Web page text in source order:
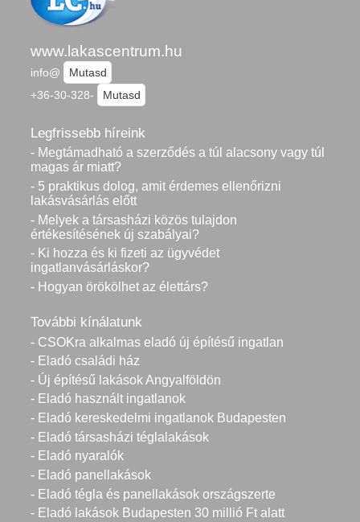
www.lakascentrum.hu
info@
Mutasd
+36-30-328-
Mutasd
Legfrissebb híreink
- Megtámadható a szerződés a túl alacsony vagy túl
magas ár miatt?
- 5 praktikus dolog, amit érdemes ellenőrizni
lakásvásárlás előtt
- Melyek a társasházi közös tulajdon
értékesítésének új szabályai?
- Ki hozza és ki fizeti az ügyvédet
ingatlanvásárláskor?
- Hogyan örökölhet az élettárs?
További kínálatunk
- CSOKra alkalmas eladó új építésű ingatlan
- Eladó családi ház
- Új építésű lakások Angyalföldön
- Eladó használt ingatlanok
- Eladó kereskedelmi ingatlanok Budapesten
- Eladó társasházi téglalakások
- Eladó nyaralók
- Eladó panellakások
- Eladó tégla és panellakások országszerte
- Eladó lakások Budapesten 30 millió Ft alatt